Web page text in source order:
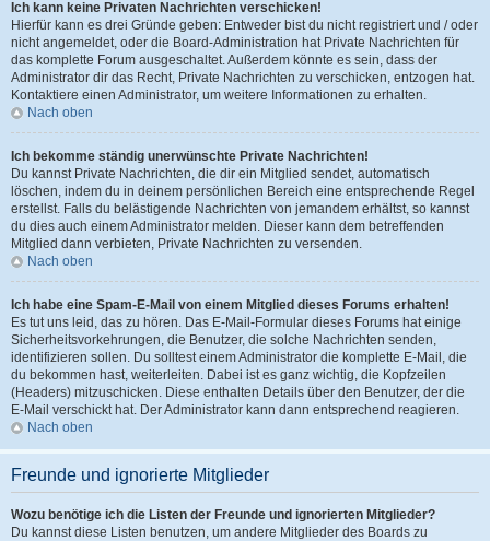
Ich kann keine Privaten Nachrichten verschicken!
Hierfür kann es drei Gründe geben: Entweder bist du nicht registriert und / oder
nicht angemeldet, oder die Board-Administration hat Private Nachrichten für
das komplette Forum ausgeschaltet. Außerdem könnte es sein, dass der
Administrator dir das Recht, Private Nachrichten zu verschicken, entzogen hat.
Kontaktiere einen Administrator, um weitere Informationen zu erhalten.
Nach oben
Ich bekomme ständig unerwünschte Private Nachrichten!
Du kannst Private Nachrichten, die dir ein Mitglied sendet, automatisch
löschen, indem du in deinem persönlichen Bereich eine entsprechende Regel
erstellst. Falls du belästigende Nachrichten von jemandem erhältst, so kannst
du dies auch einem Administrator melden. Dieser kann dem betreffenden
Mitglied dann verbieten, Private Nachrichten zu versenden.
Nach oben
Ich habe eine Spam-E-Mail von einem Mitglied dieses Forums erhalten!
Es tut uns leid, das zu hören. Das E-Mail-Formular dieses Forums hat einige
Sicherheitsvorkehrungen, die Benutzer, die solche Nachrichten senden,
identifizieren sollen. Du solltest einem Administrator die komplette E-Mail, die
du bekommen hast, weiterleiten. Dabei ist es ganz wichtig, die Kopfzeilen
(Headers) mitzuschicken. Diese enthalten Details über den Benutzer, der die
E-Mail verschickt hat. Der Administrator kann dann entsprechend reagieren.
Nach oben
Freunde und ignorierte Mitglieder
Wozu benötige ich die Listen der Freunde und ignorierten Mitglieder?
Du kannst diese Listen benutzen, um andere Mitglieder des Boards zu